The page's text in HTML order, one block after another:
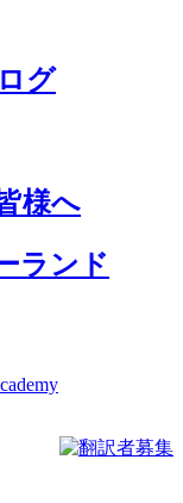
グ
様へ
ランド